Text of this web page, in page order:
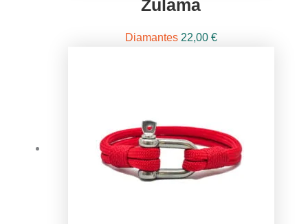
Zulama
Diamantes 22,00 €